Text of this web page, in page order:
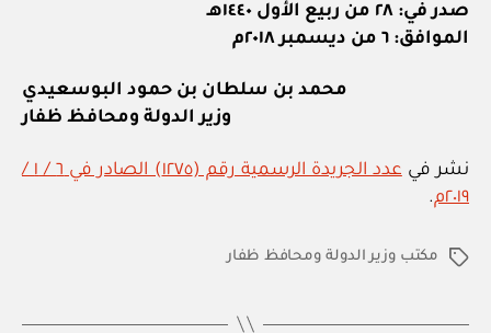
صدر في: ٢٨ من ربيع الأول ١٤٤٠هـ
الموافق: ٦ من ديسمبر ٢٠١٨م
محمد بن سلطان بن حمود البوسعيدي
وزير الدولة ومحافظ ظفار
نشر في
عدد الجريدة الرسمية رقم (١٢٧٥) الصادر في ٦ / ١ /
٢٠١٩م
.
الوسوممكتب وزير الدولة ومحافظ ظفار